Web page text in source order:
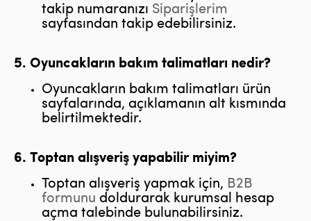
takip numaranızı Siparişlerim
sayfasından takip edebilirsiniz.
5. Oyuncakların bakım talimatları nedir?
Oyuncakların bakım talimatları ürün
sayfalarında, açıklamanın alt kısmında
belirtilmektedir.
6. Toptan alışveriş yapabilir miyim?
Toptan alışveriş yapmak için, B2B
formunu doldurarak kurumsal hesap
açma talebinde bulunabilirsiniz.